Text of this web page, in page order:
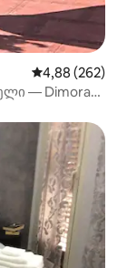
საშუალო
4,88 (262)
— Dimora